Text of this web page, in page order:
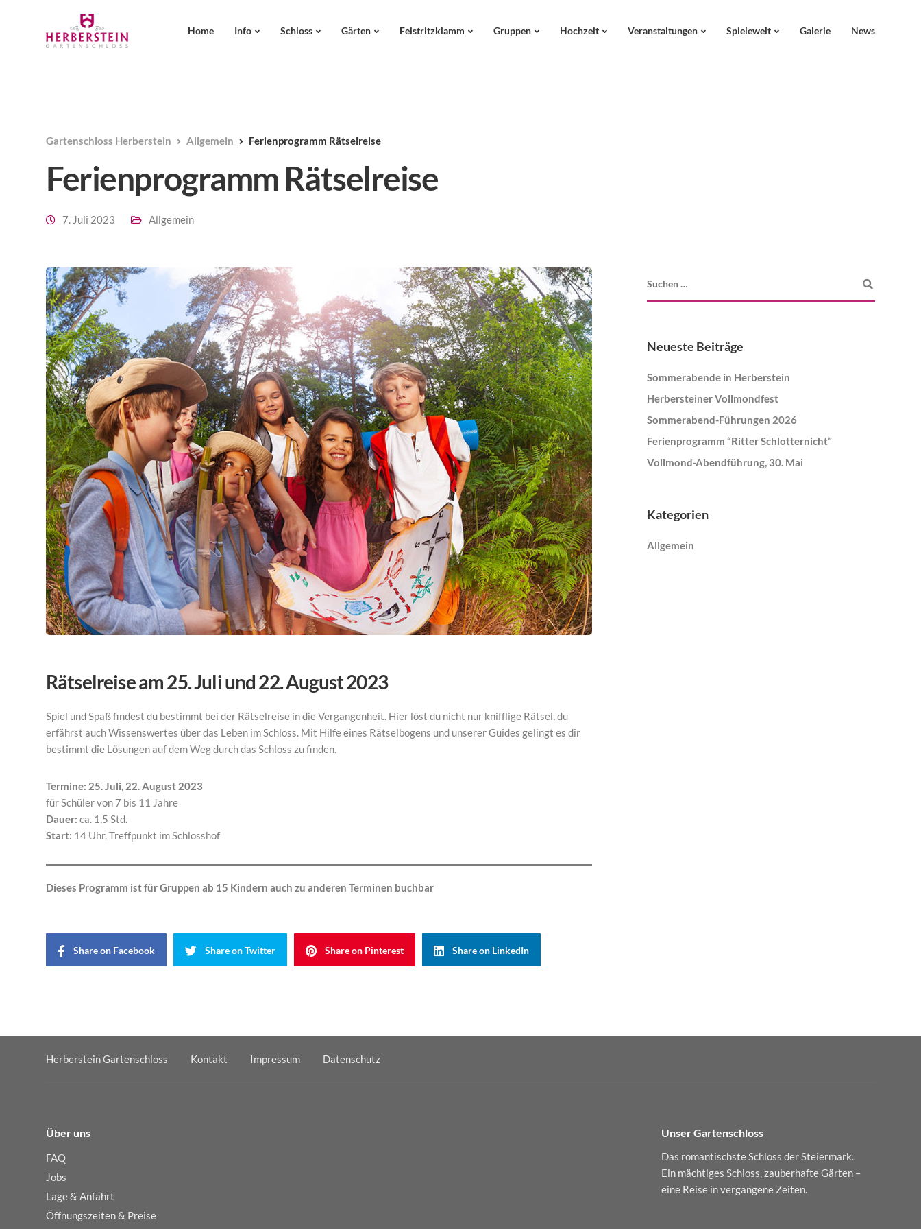
Home Info Schloss Gärten Feistritzklamm Gruppen Hochzeit Veranstaltungen Spielewelt Galerie News
Gartenschloss Herberstein Allgemein Ferienprogramm Rätselreise
Ferienprogramm Rätselreise
7. Juli 2023 Allgemein
Rätselreise am 25. Juli und 22. August 2023
Spiel und Spaß findest du bestimmt bei der Rätselreise in die Vergangenheit. Hier löst du nicht nur knifflige Rätsel, du
erfährst auch Wissenswertes über das Leben im Schloss. Mit Hilfe eines Rätselbogens und unserer Guides gelingt es dir
bestimmt die Lösungen auf dem Weg durch das Schloss zu finden.
Termine: 25. Juli, 22. August 2023
für Schüler von 7 bis 11 Jahre
Dauer: ca. 1,5 Std.
Start: 14 Uhr, Treffpunkt im Schlosshof
Dieses Programm ist für Gruppen ab 15 Kindern auch zu anderen Terminen buchbar
Share on Facebook Share on Twitter Share on Pinterest Share on LinkedIn
Neueste Beiträge
Sommerabende in Herberstein
Herbersteiner Vollmondfest
Sommerabend-Führungen 2026
Ferienprogramm “Ritter Schlotternicht”
Vollmond-Abendführung, 30. Mai
Kategorien
Allgemein
Herberstein Gartenschloss Kontakt Impressum Datenschutz
Über uns
FAQ
Jobs
Lage & Anfahrt
Öffnungszeiten & Preise
Unser Gartenschloss
Das romantischste Schloss der Steiermark.
Ein mächtiges Schloss, zauberhafte Gärten –
eine Reise in vergangene Zeiten.